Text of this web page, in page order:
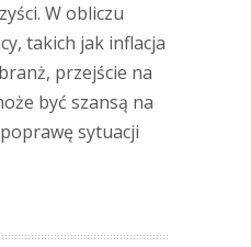
W obliczu
takich jak inflacja
przejście na
być szansą na
sytuacji